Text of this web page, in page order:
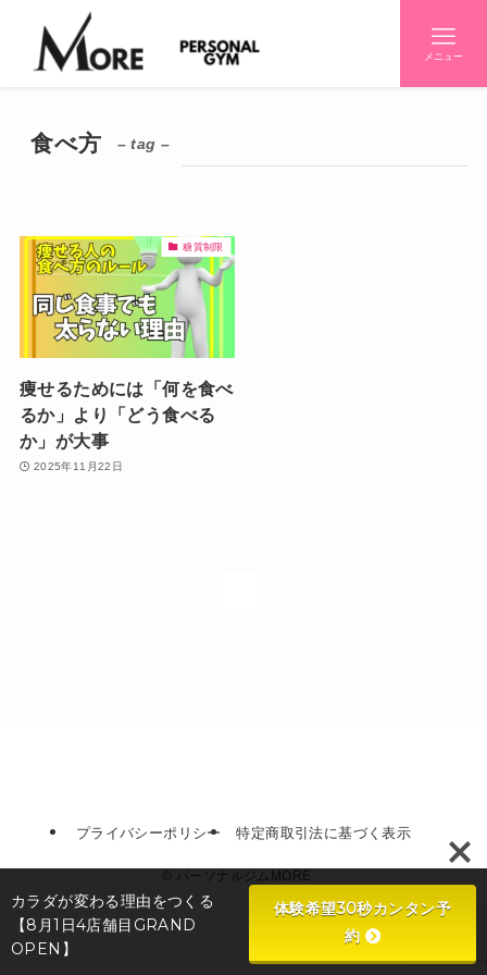
メニュー
食べ方 – tag –
糖質制限
痩せるためには「何を食べ
るか」より「どう食べる
か」が大事
2025年11月22日
プライバシーポリシー 特定商取引法に基づく表示
パーソナルジムMORE
カラダが変わる理由をつくる
【8月1日4店舗目GRAND
OPEN】
体験希望30秒カンタン予
約